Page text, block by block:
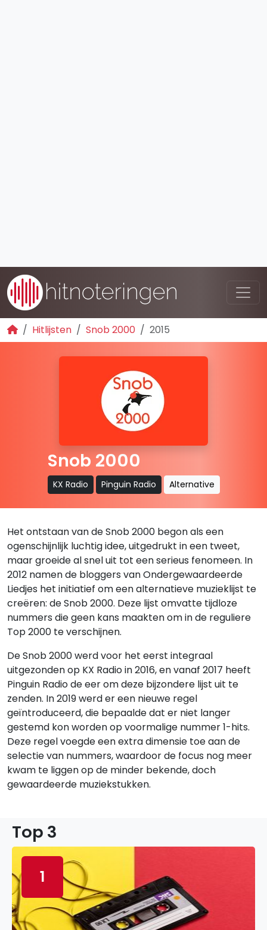
Hitlijsten Snob 2000 2015
Snob 2000
KX Radio Pinguin Radio Alternative
Het ontstaan van de Snob 2000 begon als een
ogenschijnlijk luchtig idee, uitgedrukt in een tweet,
maar groeide al snel uit tot een serieus fenomeen. In
2012 namen de bloggers van Ondergewaardeerde
Liedjes het initiatief om een alternatieve muzieklijst te
creëren: de Snob 2000. Deze lijst omvatte tijdloze
nummers die geen kans maakten om in de reguliere
Top 2000 te verschijnen.
De Snob 2000 werd voor het eerst integraal
uitgezonden op KX Radio in 2016, en vanaf 2017 heeft
Pinguin Radio de eer om deze bijzondere lijst uit te
zenden. In 2019 werd er een nieuwe regel
geïntroduceerd, die bepaalde dat er niet langer
gestemd kon worden op voormalige nummer 1-hits.
Deze regel voegde een extra dimensie toe aan de
selectie van nummers, waardoor de focus nog meer
kwam te liggen op de minder bekende, doch
gewaardeerde muziekstukken.
Top 3
1